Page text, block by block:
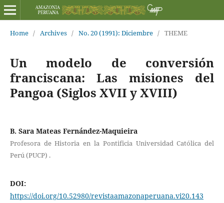
Home / Archives / No. 20 (1991): Diciembre / THEME
Un modelo de conversión
franciscana: Las misiones del
Pangoa (Siglos XVII y XVIII)
B. Sara Mateas Fernández-Maquieira
Profesora de Historia en la Pontificia Universidad Católica del
Perú (PUCP) .
DOI:
https://doi.org/10.52980/revistaamazonaperuana.vi20.143